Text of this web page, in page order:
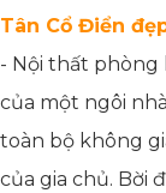
Tân Cổ Điển
- Nội thất phòng
của một ngôi
toàn bộ không
của gia chủ. Bời